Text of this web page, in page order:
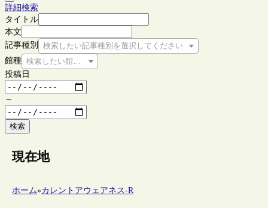
詳細検索
タイトル
本文
記事種別
検索したい記事種別を選択してください
館種 検索したい館種を選択してください
投稿日
～
検索
現在地
ホーム»カレントアウェアネス-R